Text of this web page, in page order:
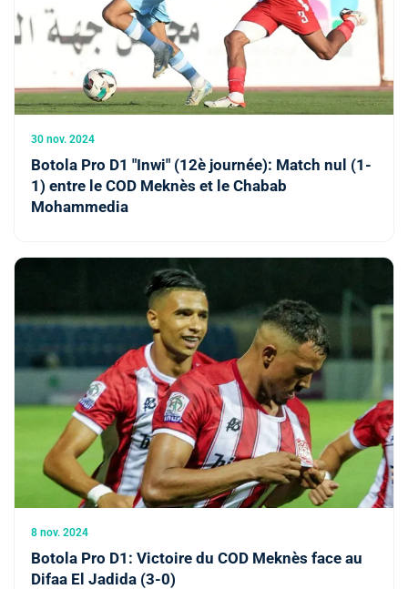
30 nov. 2024
Botola Pro D1 "Inwi" (12è journée): Match nul (1-
1) entre le COD Meknès et le Chabab
Mohammedia
8 nov. 2024
Botola Pro D1: Victoire du COD Meknès face au
Difaa El Jadida (3-0)